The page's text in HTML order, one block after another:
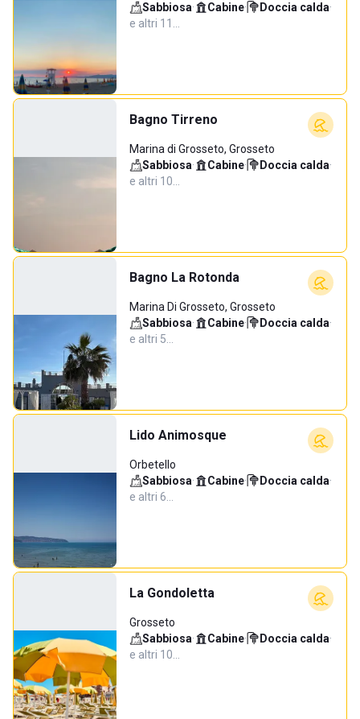
Sabbiosa· Cabine· Doccia calda·
e altri 11…
Bagno Tirreno
Marina di Grosseto, Grosseto
Sabbiosa· Cabine· Doccia calda·
e altri 10…
Bagno La Rotonda
Marina Di Grosseto, Grosseto
Sabbiosa· Cabine· Doccia calda·
e altri 5…
Lido Animosque
Orbetello
Sabbiosa· Cabine· Doccia calda·
e altri 6…
La Gondoletta
Grosseto
Sabbiosa· Cabine· Doccia calda·
e altri 10…